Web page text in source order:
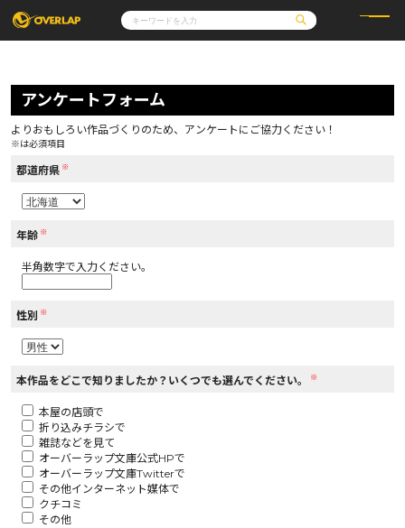
コミック
コミックガルド
コミッククリエ
LiQulle
ラブパルフェ
ライトノベル
ロサージュノベルス
その他
コミックエッセイ
通販・NEWS
OVERLAP STORE
アクセス
オーバーラップホールディングス
アンケートフォーム
よりおもしろい作品づくりのため、アンケートにご協力ください！
※は必須項目
都道府県 ※
年齢 ※
半角数字で入力ください。
性別 ※
本作品をどこで知りましたか？いくつでも選んでください。 ※
本屋の店頭で
折り込みチラシで
雑誌などを見て
オーバーラップ文庫公式HPで
オーバーラップ文庫Twitterで
その他インターネット媒体で
クチコミ
その他